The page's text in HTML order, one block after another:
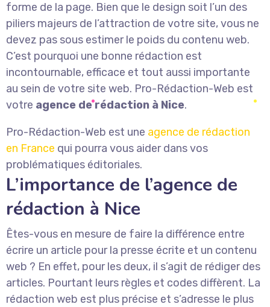
forme de la page. Bien que le design soit l’un des
piliers majeurs de l’attraction de votre site, vous ne
devez pas sous estimer le poids du contenu web.
C’est pourquoi une bonne rédaction est
incontournable, efficace et tout aussi importante
au sein de votre site web. Pro-Rédaction-Web est
votre agence de rédaction à Nice.
Pro-Rédaction-Web est une agence de rédaction
en France qui pourra vous aider dans vos
problématiques éditoriales.
L’importance de l’agence de
rédaction à Nice
Êtes-vous en mesure de faire la différence entre
écrire un article pour la presse écrite et un contenu
web ? En effet, pour les deux, il s’agit de rédiger des
articles. Pourtant leurs règles et codes diffèrent. La
rédaction web est plus précise et s’adresse le plus